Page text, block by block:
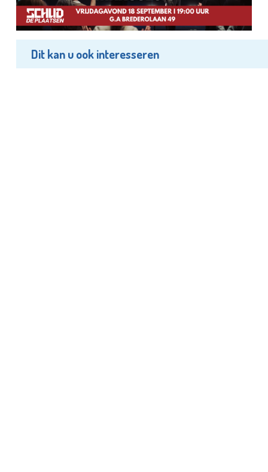
Dit kan u ook interesseren